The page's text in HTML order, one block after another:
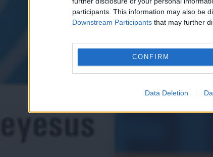
participants. This information may also be
Downstream Participants that may further
CONFIRM
Data Deletion